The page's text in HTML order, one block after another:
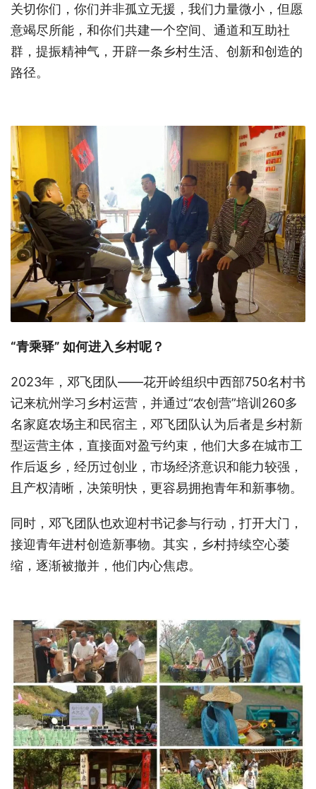
关切你们，你们并非孤立无援，我们力量微小，但愿
意竭尽所能，和你们共建一个空间、通道和互助社
群，提振精神气，开辟一条乡村生活、创新和创造的
路径。
“青乘驿” 如何进入乡村呢？
2023年，邓飞团队——花开岭组织中西部750名村书
记来杭州学习乡村运营，并通过“农创营”培训260多
名家庭农场主和民宿主，邓飞团队认为后者是乡村新
型运营主体，直接面对盈亏约束，他们大多在城市工
作后返乡，经历过创业，市场经济意识和能力较强，
且产权清晰，决策明快，更容易拥抱青年和新事物。
同时，邓飞团队也欢迎村书记参与行动，打开大门，
接迎青年进村创造新事物。其实，乡村持续空心萎
缩，逐渐被撤并，他们内心焦虑。